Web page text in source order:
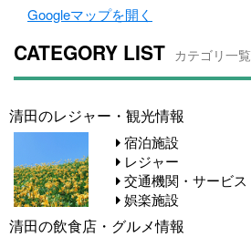
Googleマップを開く
CATEGORY LIST カテゴリ一覧
清田のレジャー・観光情報
宿泊施設
レジャー
交通機関・サービス
娯楽施設
清田の飲食店・グルメ情報